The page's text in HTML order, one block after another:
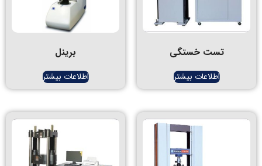
تست خستگی
اطلاعات بیشتر اطلاعات بیشتر